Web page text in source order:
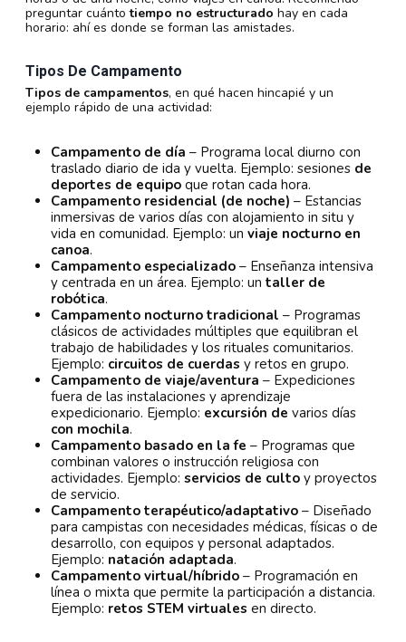
preguntar cuántotiempo no estructurado hay en cada
horario: ahí es donde se forman las amistades.
Tipos De Campamento
Tipos de campamentos, en qué hacen hincapié y un
ejemplo rápido de una actividad:
Campamento de día – Programa local diurno con
traslado diario de ida y vuelta. Ejemplo: sesiones de
deportes de equipo que rotan cada hora.
Campamento residencial (de noche) – Estancias
inmersivas de varios días con alojamiento in situ y
vida en comunidad. Ejemplo: un viaje nocturno en
canoa.
Campamento especializado – Enseñanza intensiva
y centrada en un área. Ejemplo: un taller de
robótica.
Campamento nocturno tradicional – Programas
clásicos de actividades múltiples que equilibran el
trabajo de habilidades y los rituales comunitarios.
Ejemplo: circuitos de cuerdas y retos en grupo.
Campamento de viaje/aventura – Expediciones
fuera de las instalaciones y aprendizaje
expedicionario. Ejemplo: excursión de varios días
con mochila.
Campamento basado en la fe – Programas que
combinan valores o instrucción religiosa con
actividades. Ejemplo: servicios de culto y proyectos
de servicio.
Campamento terapéutico/adaptativo – Diseñado
para campistas con necesidades médicas, físicas o de
desarrollo, con equipos y personal adaptados.
Ejemplo: natación adaptada.
Campamento virtual/híbrido – Programación en
línea o mixta que permite la participación a distancia.
Ejemplo: retos STEM virtuales en directo.